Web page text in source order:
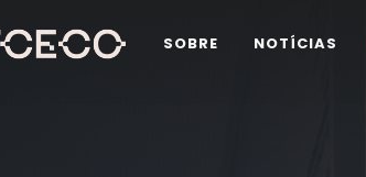
SOBRE NOTÍCIAS